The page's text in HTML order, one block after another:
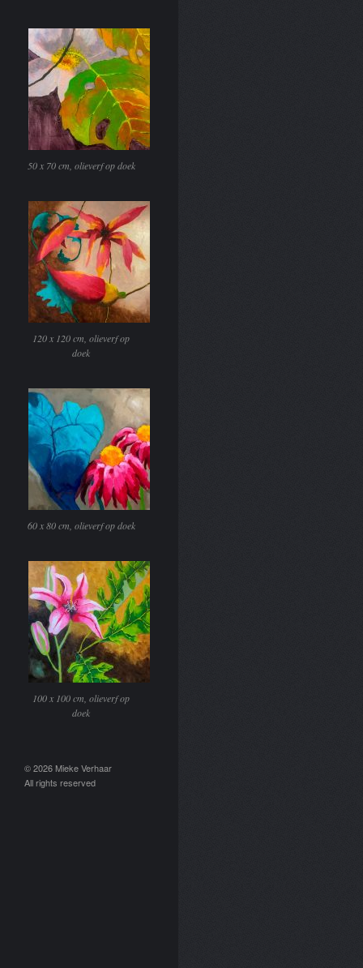
50 x 70 cm, olieverf op doek
120 x 120 cm, olieverf op
doek
60 x 80 cm, olieverf op doek
100 x 100 cm, olieverf op
doek
© 2026 Mieke Verhaar
All rights reserved